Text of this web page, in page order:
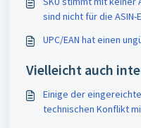
sind nicht für die
UPC/EAN hat einen
Vielleicht auch
Einige der
technischen Konflikt